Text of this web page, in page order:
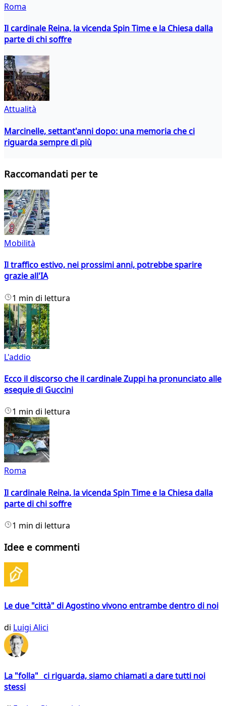
Roma
Il cardinale Reina, la vicenda Spin Time e la Chiesa dalla
parte di chi soffre
Attualità
Marcinelle, settant'anni dopo: una memoria che ci
riguarda sempre di più
Raccomandati per te
Mobilità
Il traffico estivo, nei prossimi anni, potrebbe sparire
grazie all'IA
1 min di lettura
L'addio
Ecco il discorso che il cardinale Zuppi ha pronunciato alle
esequie di Guccini
1 min di lettura
Roma
Il cardinale Reina, la vicenda Spin Time e la Chiesa dalla
parte di chi soffre
1 min di lettura
Idee e commenti
Le due "città" di Agostino vivono entrambe dentro di noi
di Luigi Alici
La "folla" ci riguarda, siamo chiamati a dare tutti noi
stessi